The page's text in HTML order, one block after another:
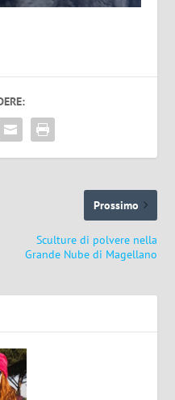
Prossimo
Sculture di polvere nella
Grande Nube di Magellano